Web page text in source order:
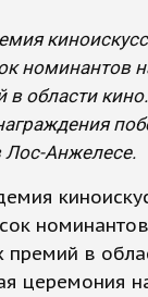
номинантов
области
Лос-Анжелесе.
в
церемония